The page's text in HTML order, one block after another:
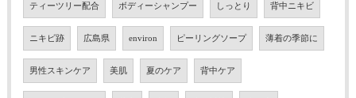
ティーツリー配合 ボディーシャンプー しっとり 背中ニキビ
ニキビ跡 広島県 environ ピーリングソープ 薄着の季節に
男性スキンケア 美肌 夏のケア 背中ケア